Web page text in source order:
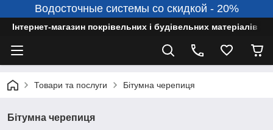
Водосточные системы со скидкой - 20%
Інтернет-магазин покрівельних і будівельних матеріалів
Товари та послуги Бітумна черепиця
Бітумна черепиця